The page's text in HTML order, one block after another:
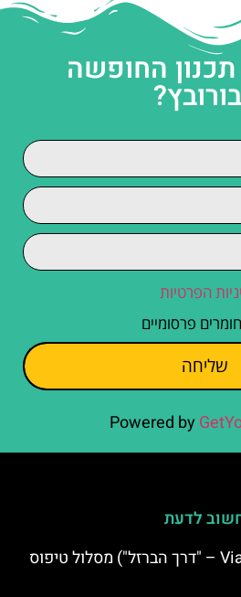
החופשה
הפרטיות
פרסומיים
שליחה
Powered by
לדעת
ויה פראטה (Via Ferrata – "דרך הברזל") מסלול טיפוס